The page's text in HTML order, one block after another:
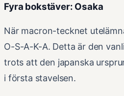
Fyra bokstäver: Osaka
När macron-tecknet
O-S-A-K-A. Detta är den
trots att den japanska
i första stavelsen.